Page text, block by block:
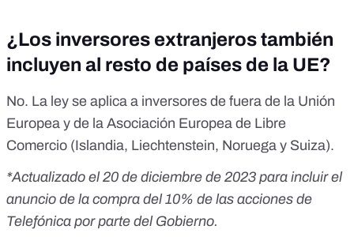
¿Los inversores extranjeros también
incluyen al resto de países de la UE?
No. La ley se aplica a inversores de fuera de la Unión
Europea y de la Asociación Europea de Libre
Comercio (Islandia, Liechtenstein, Noruega y Suiza).
*Actualizado el 20 de diciembre de 2023 para incluir el
anuncio de la compra del 10% de las acciones de
Telefónica por parte del Gobierno.